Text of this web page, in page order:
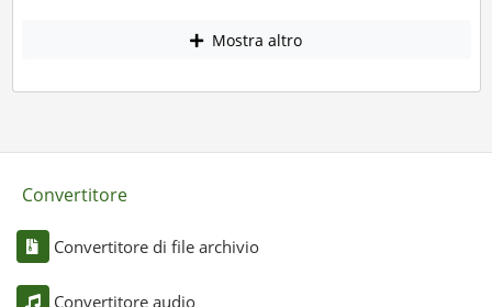
Mostra altro
Convertitore
Convertitore di file archivio
Convertitore audio